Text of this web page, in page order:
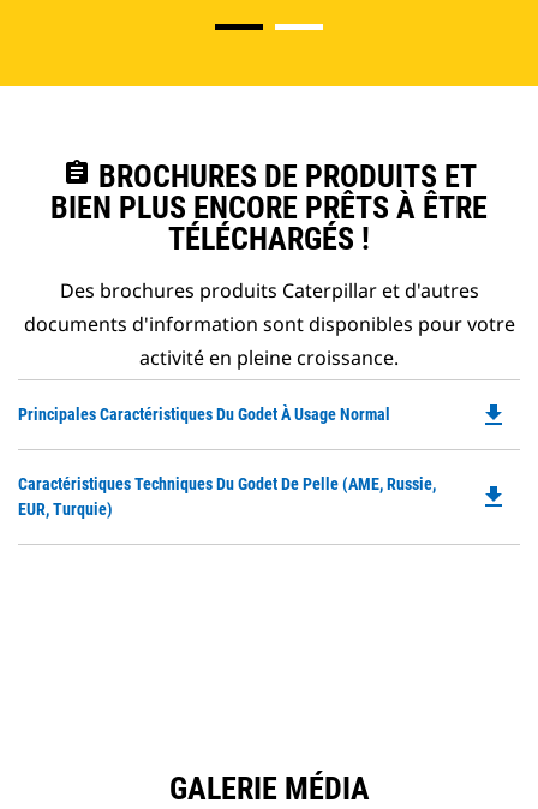
assignment BROCHURES DE PRODUITS ET
BIEN PLUS ENCORE PRÊTS À ÊTRE
TÉLÉCHARGÉS !
Des brochures produits Caterpillar et d'autres
documents d'information sont disponibles pour votre
activité en pleine croissance.
Principales Caractéristiques Du Godet À Usage Normal file_download
Caractéristiques Techniques Du Godet De Pelle (AME, Russie,
EUR, Turquie)
file_download
GALERIE MÉDIA